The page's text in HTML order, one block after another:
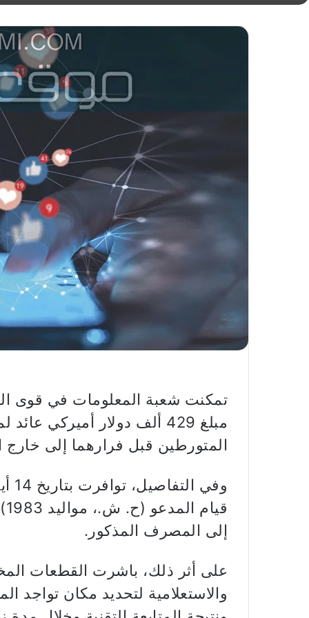
تمكنت شعبة المعلومات في قوى
مبلغ 429 ألف دولار
المتورطين قبل فرارهما إلى خارج
إلى المصرف المذكور.
على أثر ذلك، باشرت القطعات
والاستعلامية لتحديد مكان تواجد